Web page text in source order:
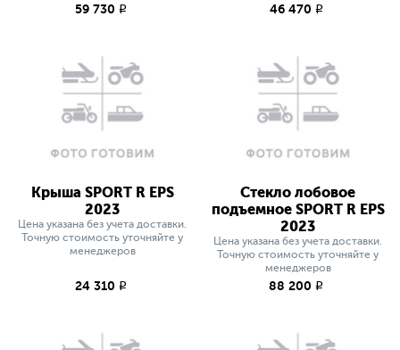
59 730 q 46 470 q
Крыша SPORT R EPS
2023
Цена указана без учета доставки.
Точную стоимость уточняйте у
менеджеров
24 310 q
Стекло лобовое
подъемное SPORT R EPS
2023
Цена указана без учета доставки.
Точную стоимость уточняйте у
менеджеров
88 200 q